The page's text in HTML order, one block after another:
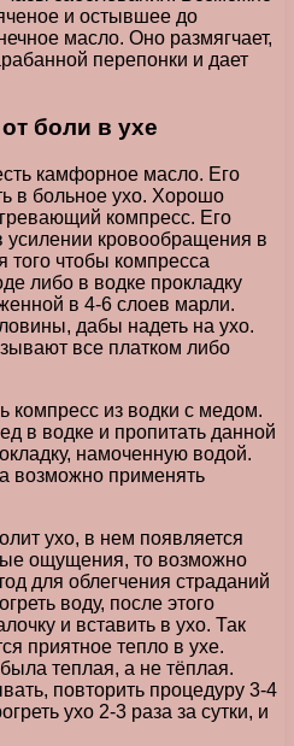
и остывшее до
масло. Оно размягчает,
перепонки и дает
боли в ухе
камфорное масло. Его
в больное ухо. Хорошо
компресс. Его
усилении кровообращения в
того чтобы компресса
либо в водке прокладку
в 4-6 слоев марли.
дабы надеть на ухо.
все платком либо
из водки с медом.
в водке и пропитать данной
намоченную водой.
возможно применять
ухо, в нем появляется
ощущения, то возможно
для облегчения страданий
воду, после этого
и вставить в ухо. Так
приятное тепло в ухе.
теплая, а не тёплая.
повторить процедуру 3-4
ухо 2-3 раза за сутки, и